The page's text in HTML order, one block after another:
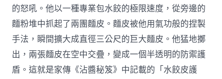
的怒吼。他以一種專業包水餃的極限速度，從旁邊的
麵粉堆中抓起了兩團麵皮。麵皮被他用氣功般的捏製
手法，瞬間擴大成直徑三公尺的巨大麵皮。他猛地擲
出，兩張麵皮在空中交疊，變成一個半透明的防禦護
盾。這就是家傳《沾醬秘笈》中記載的「水餃皮護